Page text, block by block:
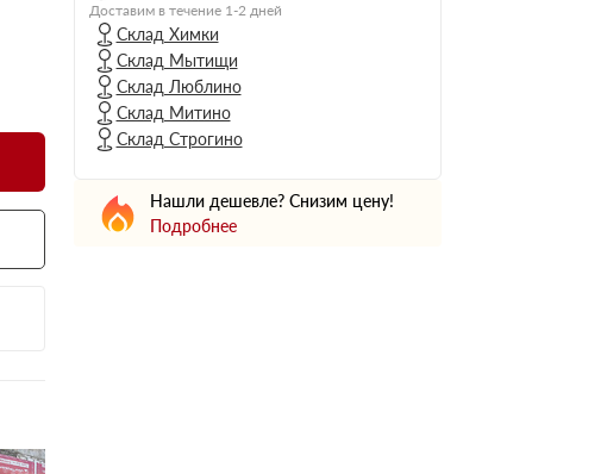
Д Оптима
В Оптима
Д Стандарт
Н Экстра
Для стен
Доставим в течение 1-2 дней
Склад Химки
Склад Мытищи
Склад Люблино
Склад Митино
Склад Строгино
Нашли дешевле? Снизим цену!
Подробнее